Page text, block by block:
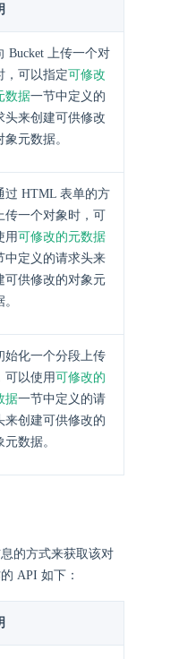
Bucket 上传一个对
，可以指定可修改
数据一节中定义的
头来创建可供修改
象元数据。
过 HTML 表单的方
传一个对象时，可
用可修改的元数据
中定义的请求头来
可供修改的对象元
始化一个分段上传
可以使用可修改的
据一节中定义的请
来创建可供修改的
元数据。
的方式来获取该对
API 如下：